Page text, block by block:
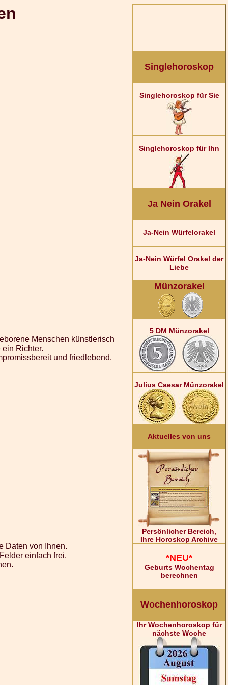
Menschen künstlerisch
Richter.
und friedlebend.
Daten von Ihnen.
einfach frei.
Singlehoroskop
Singlehoroskop für Sie
Singlehoroskop für Ihn
Ja Nein Orakel
Ja-Nein Würfelorakel
Ja-Nein Würfel Orakel der
Liebe
Münzorakel
5 DM Münzorakel
Julius Caesar Münzorakel
Aktuelles von uns
Persönlicher Bereich,
Ihre Horoskop Archive
*NEU*
Geburts Wochentag
berechnen
Wochenhoroskop
Ihr Wochenhoroskop für
nächste Woche